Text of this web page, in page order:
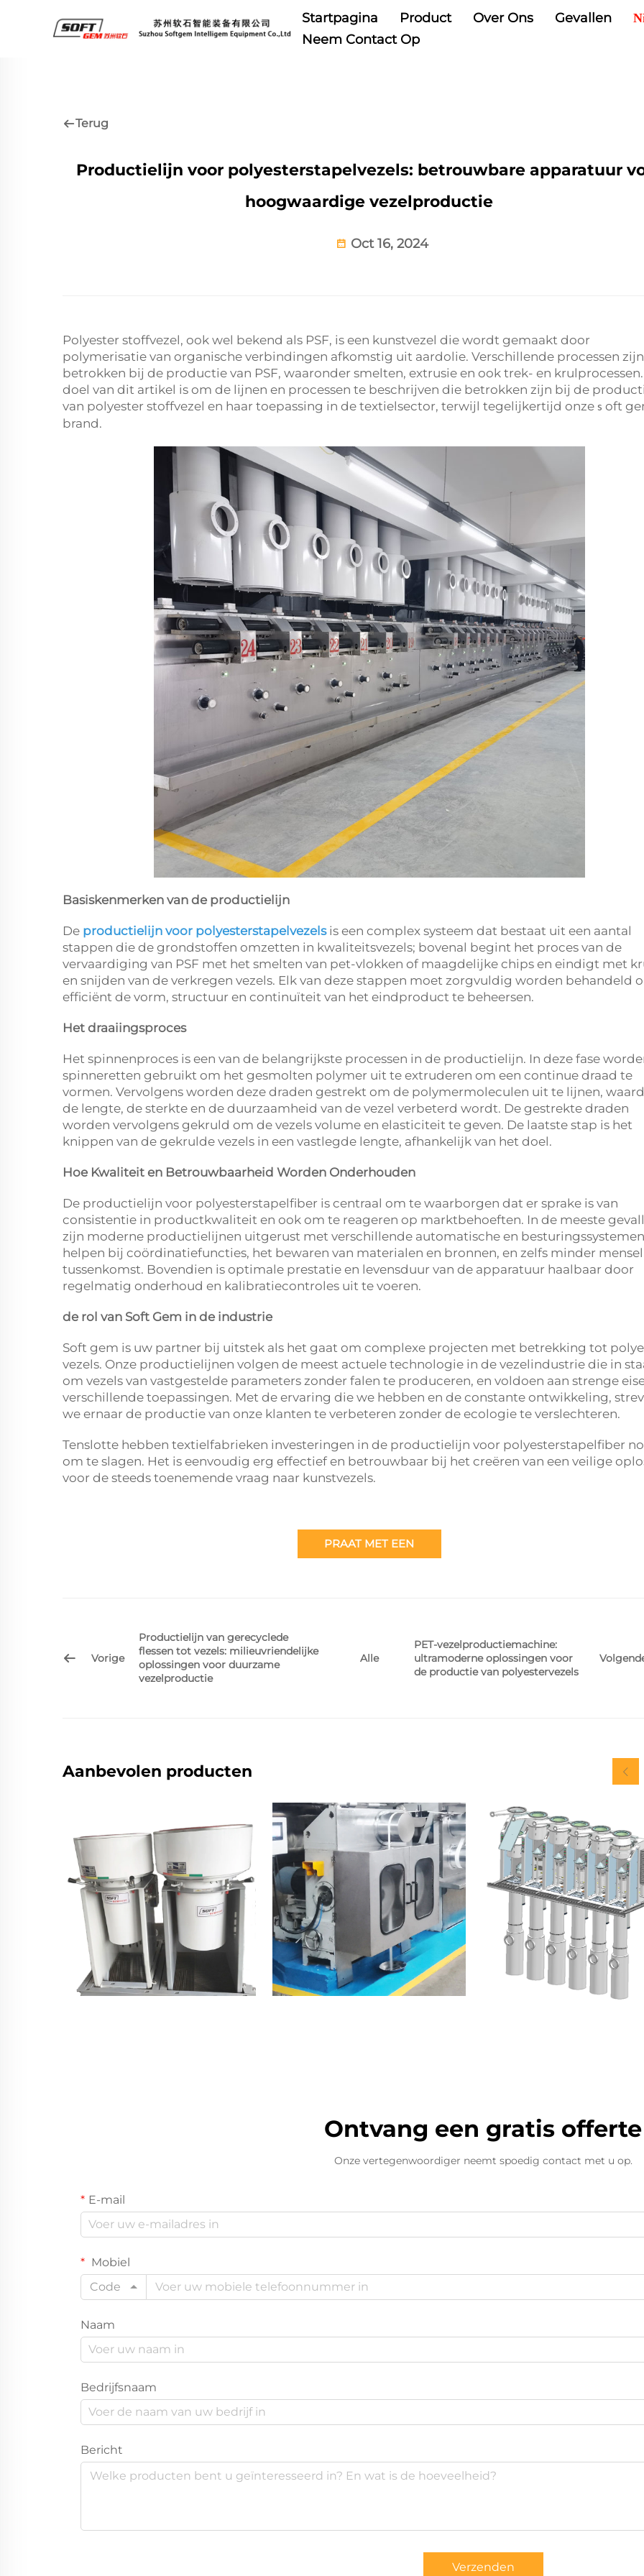
Startpagina Product Over Ons Gevallen
Neem Contact Op
Terug
Productielijn voor polyesterstapelvezels: betrouwbare apparatuur
hoogwaardige vezelproductie
Oct 16, 2024
Polyester stoffvezel, ook wel bekend als PSF, is een kunstvezel die wordt gemaakt door
polymerisatie van organische verbindingen afkomstig uit aardolie. Verschillende processen zijn
betrokken bij de productie van PSF, waaronder smelten, extrusie en ook trek- en
doel van dit artikel is om de lijnen en processen te beschrijven die betrokken zijn bij de
van polyester stoffvezel en haar toepassing in de textielsector, terwijl tegelijkertijd onze s oft
brand.
Basiskenmerken van de productielijn
De productielijn voor polyesterstapelvezels is een complex systeem dat bestaat uit een aantal
stappen die de grondstoffen omzetten in kwaliteitsvezels; bovenal begint het proces van de
vervaardiging van PSF met het smelten van pet-vlokken of maagdelijke chips en eindigt met
en snijden van de verkregen vezels. Elk van deze stappen moet zorgvuldig worden behandeld
efficiënt de vorm, structuur en continuïteit van het eindproduct te beheersen.
Het draaiingsproces
Het spinnenproces is een van de belangrijkste processen in de productielijn. In deze fase
spinneretten gebruikt om het gesmolten polymer uit te extruderen om een continue draad te
vormen. Vervolgens worden deze draden gestrekt om de polymermoleculen uit te lijnen,
de lengte, de sterkte en de duurzaamheid van de vezel verbeterd wordt. De gestrekte draden
worden vervolgens gekruld om de vezels volume en elasticiteit te geven. De laatste stap is het
knippen van de gekrulde vezels in een vastlegde lengte, afhankelijk van het doel.
Hoe Kwaliteit en Betrouwbaarheid Worden Onderhouden
De productielijn voor polyesterstapelfiber is centraal om te waarborgen dat er sprake is van
consistentie in productkwaliteit en ook om te reageren op marktbehoeften. In de meeste
zijn moderne productielijnen uitgerust met verschillende automatische en
helpen bij coördinatiefuncties, het bewaren van materialen en bronnen, en zelfs minder
tussenkomst. Bovendien is optimale prestatie en levensduur van de apparatuur haalbaar door
regelmatig onderhoud en kalibratiecontroles uit te voeren.
de rol van Soft Gem in de industrie
Soft gem is uw partner bij uitstek als het gaat om complexe projecten met betrekking tot
vezels. Onze productielijnen volgen de meest actuele technologie in de vezelindustrie die in
om vezels van vastgestelde parameters zonder falen te produceren, en voldoen aan strenge
verschillende toepassingen. Met de ervaring die we hebben en de constante ontwikkeling,
we ernaar de productie van onze klanten te verbeteren zonder de ecologie te verslechteren.
Tenslotte hebben textielfabrieken investeringen in de productielijn voor polyesterstapelfiber
om te slagen. Het is eenvoudig erg effectief en betrouwbaar bij het creëren van een veilige
voor de steeds toenemende vraag naar kunstvezels.
PRAAT MET EEN
Vorige
Productielijn van gerecyclede
flessen tot vezels: milieuvriendelijke
oplossingen voor duurzame
vezelproductie
Alle
PET-vezelproductiemachine:
ultramoderne oplossingen voor
de productie van polyestervezels
Aanbevolen producten
Ontvang een gratis offerte
Onze vertegenwoordiger neemt spoedig contact met u op.
E-mail
Mobiel
Code
Naam
Bedrijfsnaam
Bericht
Verzenden